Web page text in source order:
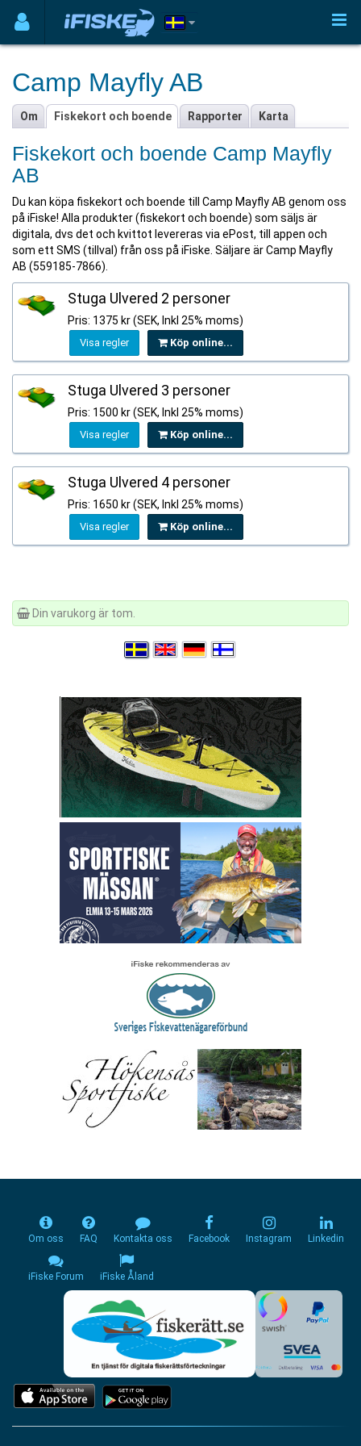
Camp Mayfly AB
Om Fiskekort och boende Rapporter Karta
Fiskekort och boende Camp Mayfly
AB
Du kan köpa fiskekort och boende till Camp Mayfly AB genom oss
på iFiske! Alla produkter (fiskekort och boende) som säljs är
digitala, dvs det och kvittot levereras via ePost, till appen och
som ett SMS (tillval) från oss på iFiske. Säljare är Camp Mayfly
AB (559185-7866).
Stuga Ulvered 2 personer
Pris: 1375 kr (SEK, Inkl 25% moms)
Visa regler Köp online...
Stuga Ulvered 3 personer
Pris: 1500 kr (SEK, Inkl 25% moms)
Visa regler Köp online...
Stuga Ulvered 4 personer
Pris: 1650 kr (SEK, Inkl 25% moms)
Visa regler Köp online...
Din varukorg är tom.
Om oss FAQ Kontakta oss Facebook Instagram Linkedin
iFiske Forum iFiske Åland